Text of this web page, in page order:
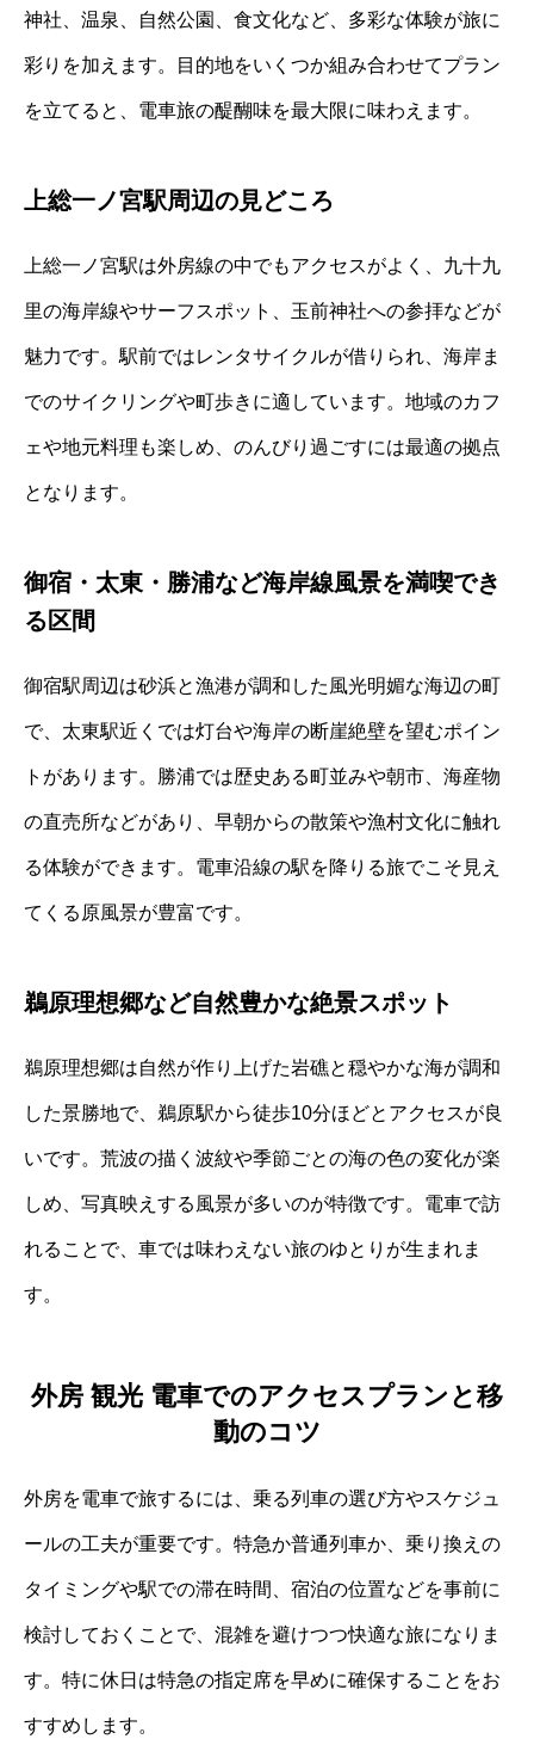
神社、温泉、自然公園、食文化など、多彩な体験が旅に
彩りを加えます。目的地をいくつか組み合わせてプラン
を立てると、電車旅の醍醐味を最大限に味わえます。
上総一ノ宮駅周辺の見どころ
上総一ノ宮駅は外房線の中でもアクセスがよく、九十九
里の海岸線やサーフスポット、玉前神社への参拝などが
魅力です。駅前ではレンタサイクルが借りられ、海岸ま
でのサイクリングや町歩きに適しています。地域のカフ
ェや地元料理も楽しめ、のんびり過ごすには最適の拠点
となります。
御宿・太東・勝浦など海岸線風景を満喫でき
る区間
御宿駅周辺は砂浜と漁港が調和した風光明媚な海辺の町
で、太東駅近くでは灯台や海岸の断崖絶壁を望むポイン
トがあります。勝浦では歴史ある町並みや朝市、海産物
の直売所などがあり、早朝からの散策や漁村文化に触れ
る体験ができます。電車沿線の駅を降りる旅でこそ見え
てくる原風景が豊富です。
鵜原理想郷など自然豊かな絶景スポット
鵜原理想郷は自然が作り上げた岩礁と穏やかな海が調和
した景勝地で、鵜原駅から徒歩10分ほどとアクセスが良
いです。荒波の描く波紋や季節ごとの海の色の変化が楽
しめ、写真映えする風景が多いのが特徴です。電車で訪
れることで、車では味わえない旅のゆとりが生まれま
す。
外房 観光 電車でのアクセスプランと移
動のコツ
外房を電車で旅するには、乗る列車の選び方やスケジュ
ールの工夫が重要です。特急か普通列車か、乗り換えの
タイミングや駅での滞在時間、宿泊の位置などを事前に
検討しておくことで、混雑を避けつつ快適な旅になりま
す。特に休日は特急の指定席を早めに確保することをお
すすめします。